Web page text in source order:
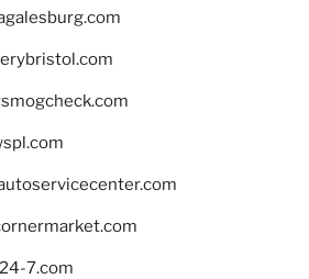
7.com